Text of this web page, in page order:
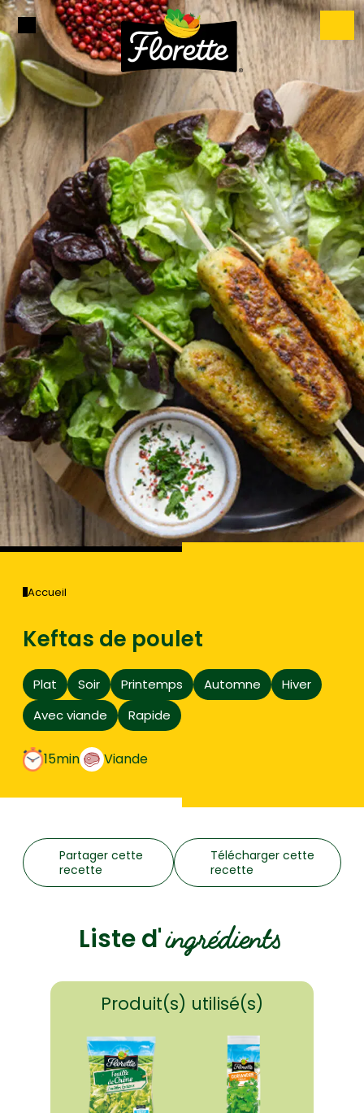
Accueil
Keftas de poulet
Plat Soir Printemps Automne
Hiver
Avec viande
Rapide
15min Viande
Partager cette
recette
Télécharger cette
recette
Liste d'ingrédients
Produit(s) utilisé(s)